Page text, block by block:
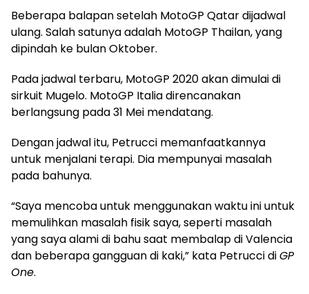
Beberapa balapan setelah MotoGP Qatar dijadwal
ulang. Salah satunya adalah MotoGP Thailan, yang
dipindah ke bulan Oktober.
Pada jadwal terbaru, MotoGP 2020 akan dimulai di
sirkuit Mugelo. MotoGP Italia direncanakan
berlangsung pada 31 Mei mendatang.
Dengan jadwal itu, Petrucci memanfaatkannya
untuk menjalani terapi. Dia mempunyai masalah
pada bahunya.
“Saya mencoba untuk menggunakan waktu ini untuk
memulihkan masalah fisik saya, seperti masalah
yang saya alami di bahu saat membalap di Valencia
dan beberapa gangguan di kaki,” kata Petrucci diGP
One.